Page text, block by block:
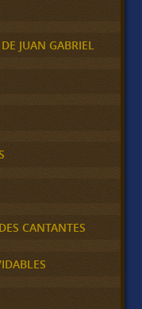
JUAN GABRIEL
CANTANTES